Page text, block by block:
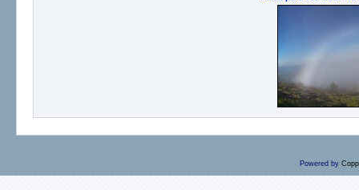
Powered by